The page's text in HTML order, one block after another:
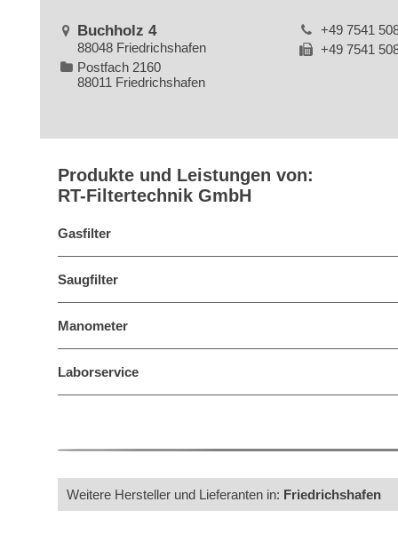
Buchholz 4
88048 Friedrichshafen
Postfach 2160
88011 Friedrichshafen
+49 7541
+49 7541
Produkte und Leistungen von:
RT-Filtertechnik GmbH
Gasfilter
Saugfilter
Manometer
Laborservice
Weitere Hersteller und Lieferanten in: Friedrichshafen